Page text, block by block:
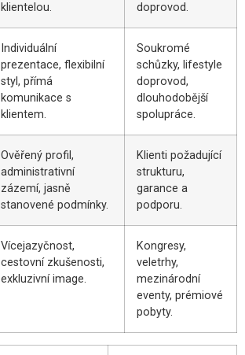
klientelou.
doprovod.
Individuální
prezentace, flexibilní
styl, přímá
komunikace s
klientem.
Soukromé
schůzky, lifestyle
doprovod,
dlouhodobější
spolupráce.
Ověřený profil,
administrativní
zázemí, jasně
stanovené podmínky.
Klienti požadující
strukturu,
garance a
podporu.
Vícejazyčnost,
cestovní zkušenosti,
exkluzivní image.
Kongresy,
veletrhy,
mezinárodní
eventy, prémiové
pobyty.